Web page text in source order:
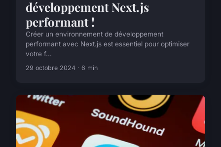
développement Next.js
performant !
Créer un environnement de développement
performant avec Next.js est essentiel pour optimiser
votre f...
29 octobre 2024 · 6 min